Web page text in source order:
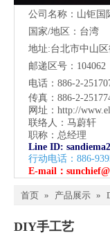
公司名称：山钜国
国家/地区：台湾
地址:台北市中山
邮递区号：104062
电话：886-2-
传真：886-2-
网址： http://
联络人：马蔚轩
职称：总经理
Line ID:
行动电话：886-
E-mail：
首页 » 产品展示 »
DIY手工艺